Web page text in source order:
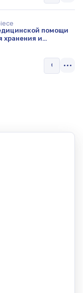
помощи
и
средств,